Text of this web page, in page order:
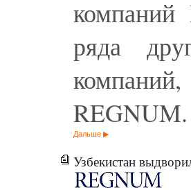
ряда
Дальше
Узбекистан выдворил за